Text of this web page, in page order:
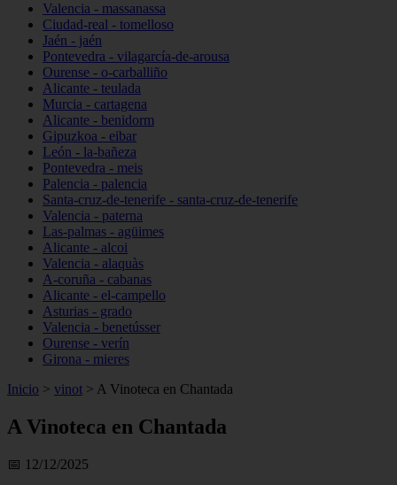
Valencia - massanassa
Ciudad-real - tomelloso
Jaén - jaén
Pontevedra - vilagarcía-de-arousa
Ourense - o-carballiño
Alicante - teulada
Murcia - cartagena
Alicante - benidorm
Gipuzkoa - eibar
León - la-bañeza
Pontevedra - meis
Palencia - palencia
Santa-cruz-de-tenerife - santa-cruz-de-tenerife
Valencia - paterna
Las-palmas - agüimes
Alicante - alcoi
Valencia - alaquàs
A-coruña - cabanas
Alicante - el-campello
Asturias - grado
Valencia - benetússer
Ourense - verín
Girona - mieres
Inicio > vinot > A Vinoteca en Chantada
A Vinoteca en Chantada
📅 12/12/2025